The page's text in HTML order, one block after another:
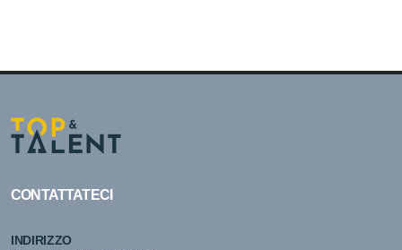
CONTATTATECI
INDIRIZZO